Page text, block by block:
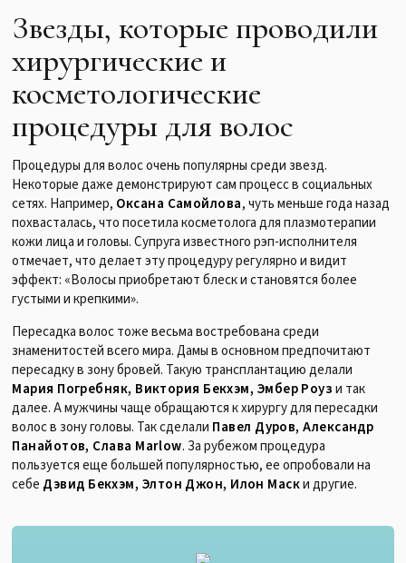
Звезды, которые проводили
хирургические и
косметологические
процедуры для волос
Процедуры для волос очень популярны среди звезд.
Некоторые даже демонстрируют сам процесс в социальных
сетях. Например, Оксана Самойлова, чуть меньше года назад
похвасталась, что посетила косметолога для плазмотерапии
кожи лица и головы. Супруга известного рэп-исполнителя
отмечает, что делает эту процедуру регулярно и видит
эффект: «Волосы приобретают блеск и становятся более
густыми и крепкими».
Пересадка волос тоже весьма востребована среди
знаменитостей всего мира. Дамы в основном предпочитают
пересадку в зону бровей. Такую трансплантацию делали
Мария Погребняк, Виктория Бекхэм, Эмбер Роузи так
далее. А мужчины чаще обращаются к хирургу для пересадки
волос в зону головы. Так сделали Павел Дуров, Александр
Панайотов, Слава Marlow. За рубежом процедура
пользуется еще большей популярностью, ее опробовали на
себе Дэвид Бекхэм, Элтон Джон, Илон Маски другие.